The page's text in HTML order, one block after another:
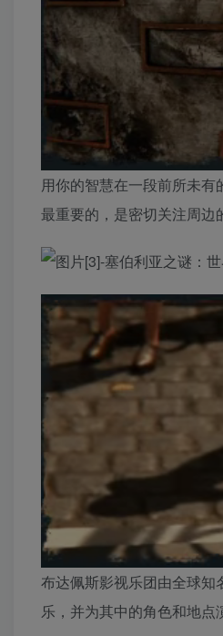
用你的智慧在一段前所未
最重要的，是密切关注周边
布达佩斯影视乐团由全球
乐，并为其中的角色和地点